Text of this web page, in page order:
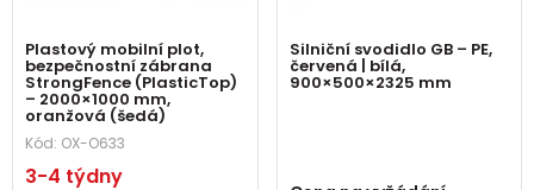
Plastový mobilní plot,
bezpečnostní zábrana
StrongFence (PlasticTop)
– 2000×1000 mm,
oranžová (šedá)
Kód: OX-O633
3-4 týdny
Silniční svodidlo GB – PE,
červená | bílá,
900×500×2325 mm